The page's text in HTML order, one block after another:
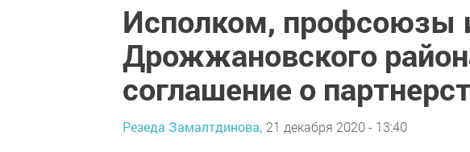
Исполком, профсоюзы
Дрожжановского
соглашение о
Резеда Замалтдинова, 21 декабря 2020 - 13:40